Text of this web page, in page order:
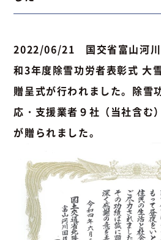
2022/06/21 国交省富山河川
和3年度除雪功労者表彰式 大
贈呈式が行われました。除雪
応・支援業者９社（当社含む
が贈られました。